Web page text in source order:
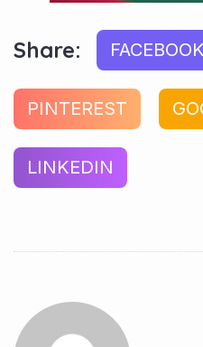
Share: FACEBOOK
PINTEREST
LINKEDIN